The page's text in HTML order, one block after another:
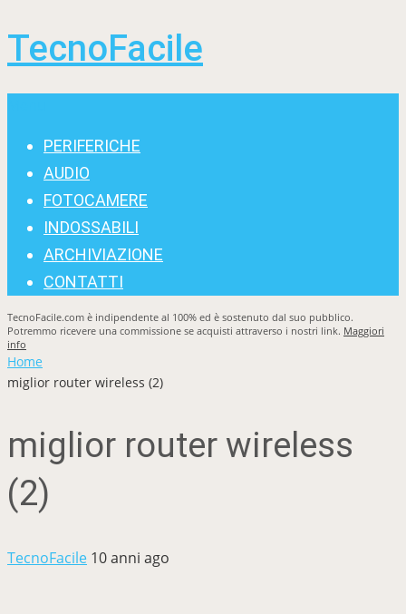
TecnoFacile
PERIFERICHE
AUDIO
FOTOCAMERE
INDOSSABILI
ARCHIVIAZIONE
CONTATTI
TecnoFacile.com è indipendente al 100% ed è sostenuto dal suo pubblico.
Potremmo ricevere una commissione se acquisti attraverso i nostri link. Maggiori
info
Home
miglior router wireless (2)
miglior router wireless
(2)
TecnoFacile 10 anni ago